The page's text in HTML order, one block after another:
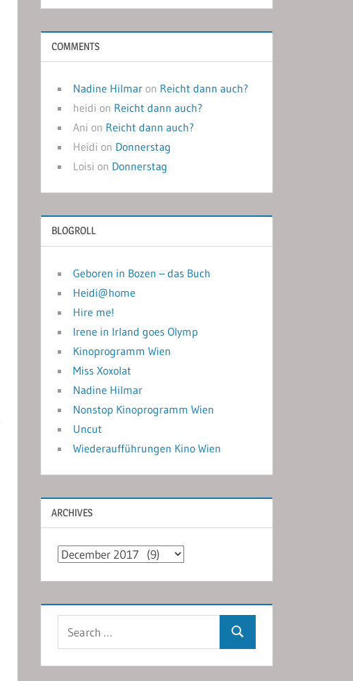
COMMENTS
Nadine Hilmar on Reicht dann auch?
heidi on Reicht dann auch?
Ani on Reicht dann auch?
Heidi on Donnerstag
Loisi on Donnerstag
BLOGROLL
Geboren in Bozen – das Buch
Heidi@home
Hire me!
Irene in Irland goes Olymp
Kinoprogramm Wien
Miss Xoxolat
Nadine Hilmar
Nonstop Kinoprogramm Wien
Uncut
Wiederaufführungen Kino Wien
ARCHIVES
Archives
Search